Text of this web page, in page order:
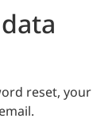
reset, your